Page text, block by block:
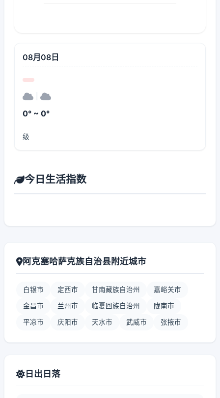
08月08日
0° ~ 0°
级
今日生活指数
阿克塞哈萨克族自治县附近城市
白银市 定西市 甘南藏族自治州 嘉峪关市
金昌市 兰州市 临夏回族自治州 陇南市
平凉市 庆阳市 天水市 武威市 张掖市
日出日落